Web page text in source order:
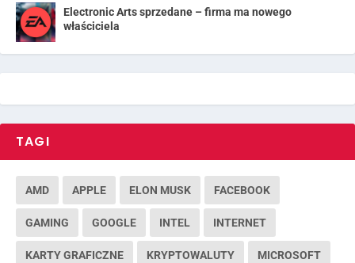
Electronic Arts sprzedane – firma ma nowego
właściciela
TAGI
AMD APPLE ELON MUSK FACEBOOK
GAMING GOOGLE INTEL INTERNET
KARTY GRAFICZNE KRYPTOWALUTY MICROSOFT